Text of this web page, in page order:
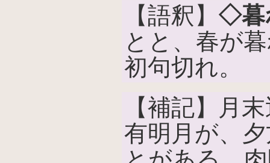
【語釈】 ◇暮
とと、春が
初句切れ。
【補記】月
有明月が、